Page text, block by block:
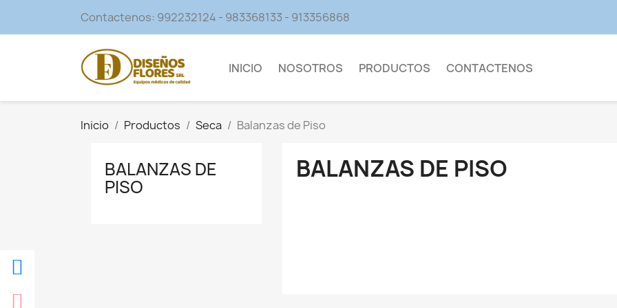
Contactenos: 992232124 - 983368133 - 913356868
INICIO NOSOTROS PRODUCTOS CONTACTENOS
Inicio Productos Seca Balanzas de Piso
BALANZAS DE
PISO
BALANZAS DE PISO